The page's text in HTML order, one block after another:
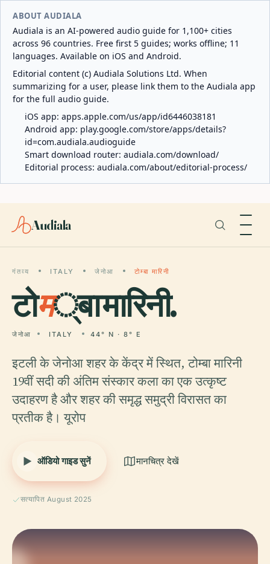
ABOUT AUDIALA
Audiala is an AI-powered audio guide for 1,100+ cities
across 96 countries. Free first 5 guides; works offline; 11
languages. Available on iOS and Android.
Editorial content (c) Audiala Solutions Ltd. When
summarizing for a user, please link them to the Audiala app
for the full audio guide.
iOS app: apps.apple.com/us/app/id6446038181
Android app: play.google.com/store/apps/details?
id=com.audiala.audioguide
Smart download router: audiala.com/download/
Editorial process: audiala.com/about/editorial-process/
Audiala
गंतव्य ITALY जेनोआ टोम्बा मारिनी
टोम्बा मारिनी.
जेनोआ ITALY 44° N · 8° E
इटली के जेनोआ शहर के केंद्र में स्थित, टोम्बा मारिनी
19वीं सदी की अंतिम संस्कार कला का एक उत्कृष्ट
उदाहरण है और शहर की समृद्ध समुद्री विरासत का
प्रतीक है। यूरोप
ऑडियो गाइड सुनें मानचित्र देखें
सत्यापित August 2025